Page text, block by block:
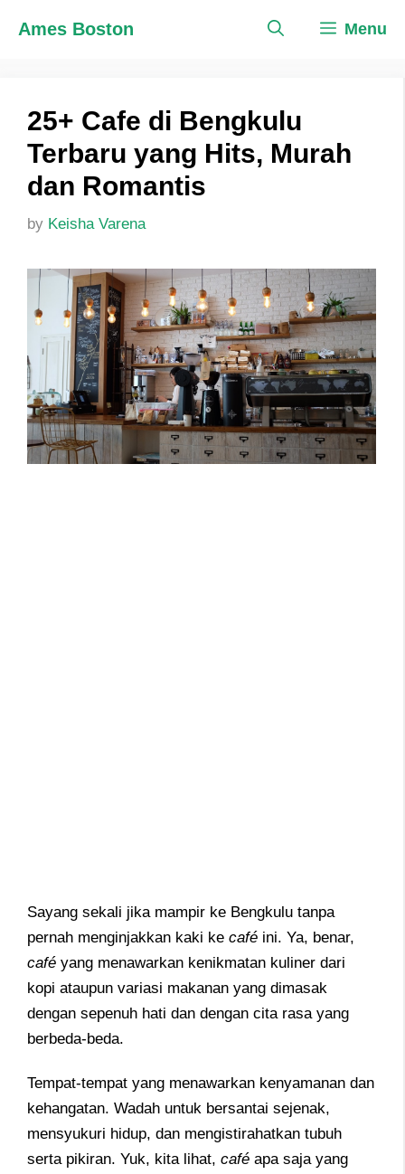
Ames Boston Menu
25+ Cafe di Bengkulu
Terbaru yang Hits, Murah
dan Romantis
by Keisha Varena
Sayang sekali jika mampir ke Bengkulu tanpa
pernah menginjakkan kaki ke café ini. Ya, benar,
café yang menawarkan kenikmatan kuliner dari
kopi ataupun variasi makanan yang dimasak
dengan sepenuh hati dan dengan cita rasa yang
berbeda-beda.
Tempat-tempat yang menawarkan kenyamanan dan
kehangatan. Wadah untuk bersantai sejenak,
mensyukuri hidup, dan mengistirahatkan tubuh
serta pikiran. Yuk, kita lihat, café apa saja yang